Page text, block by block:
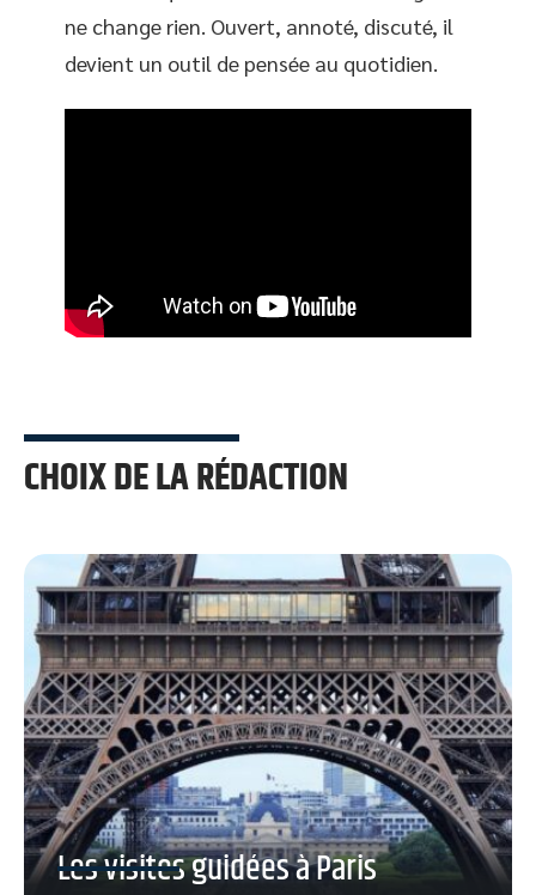
ne change rien. Ouvert, annoté, discuté, il
devient un outil de pensée au quotidien.
CHOIX DE LA RÉDACTION
Les visites guidées à Paris